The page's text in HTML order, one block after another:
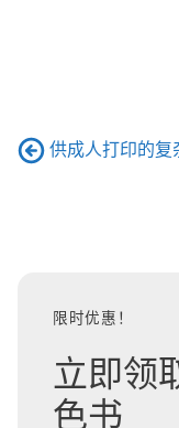
供成人打印的复
限时优惠！
立即领
色书